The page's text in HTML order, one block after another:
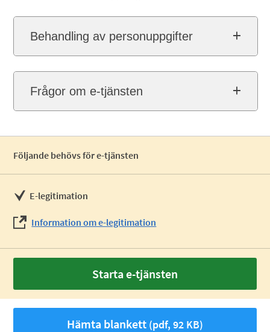
Behandling av personuppgifter
Frågor om e-tjänsten
Följande behövs för e-tjänsten
E-legitimation
Information om e-legitimation
Starta e-tjänsten
Hämta blankett (pdf, 92 KB)